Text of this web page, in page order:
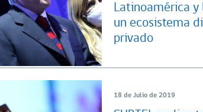
Latinoamérica y
un ecosistema
privado
18 de Julio de 2019